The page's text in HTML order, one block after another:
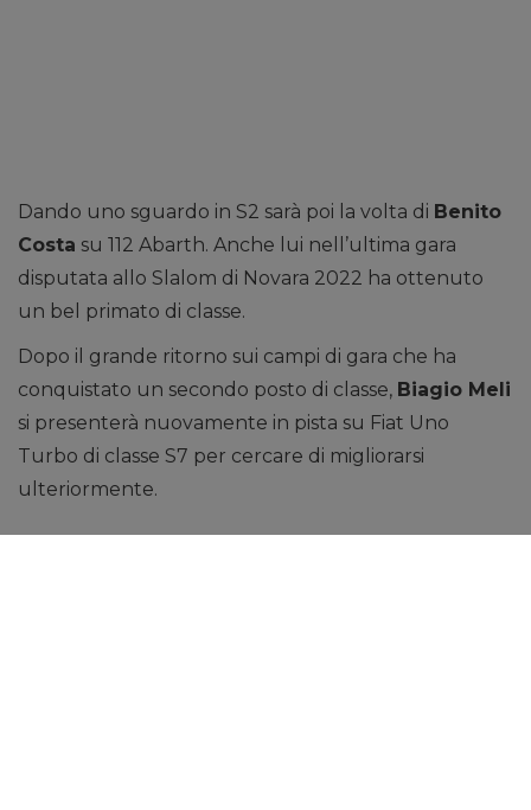
Dando uno sguardo in S2 sarà poi la volta di Benito
Costa su 112 Abarth. Anche lui nell’ultima gara
disputata allo Slalom di Novara 2022 ha ottenuto
un bel primato di classe.
Dopo il grande ritorno sui campi di gara che ha
conquistato un secondo posto di classe, Biagio Meli
si presenterà nuovamente in pista su Fiat Uno
Turbo di classe S7 per cercare di migliorarsi
ulteriormente.